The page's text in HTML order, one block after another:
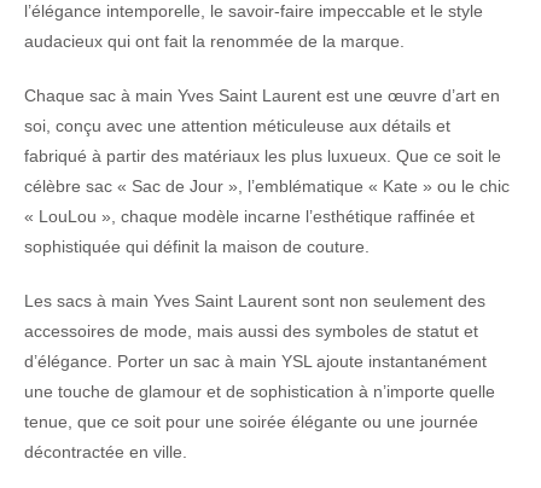
l’élégance intemporelle, le savoir-faire impeccable et le style
audacieux qui ont fait la renommée de la marque.
Chaque sac à main Yves Saint Laurent est une œuvre d’art en
soi, conçu avec une attention méticuleuse aux détails et
fabriqué à partir des matériaux les plus luxueux. Que ce soit le
célèbre sac « Sac de Jour », l’emblématique « Kate » ou le chic
« LouLou », chaque modèle incarne l’esthétique raffinée et
sophistiquée qui définit la maison de couture.
Les sacs à main Yves Saint Laurent sont non seulement des
accessoires de mode, mais aussi des symboles de statut et
d’élégance. Porter un sac à main YSL ajoute instantanément
une touche de glamour et de sophistication à n’importe quelle
tenue, que ce soit pour une soirée élégante ou une journée
décontractée en ville.